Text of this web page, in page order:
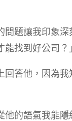
問題讓我印象
找到好公司？」
回答他，因為
他的語氣我能隱